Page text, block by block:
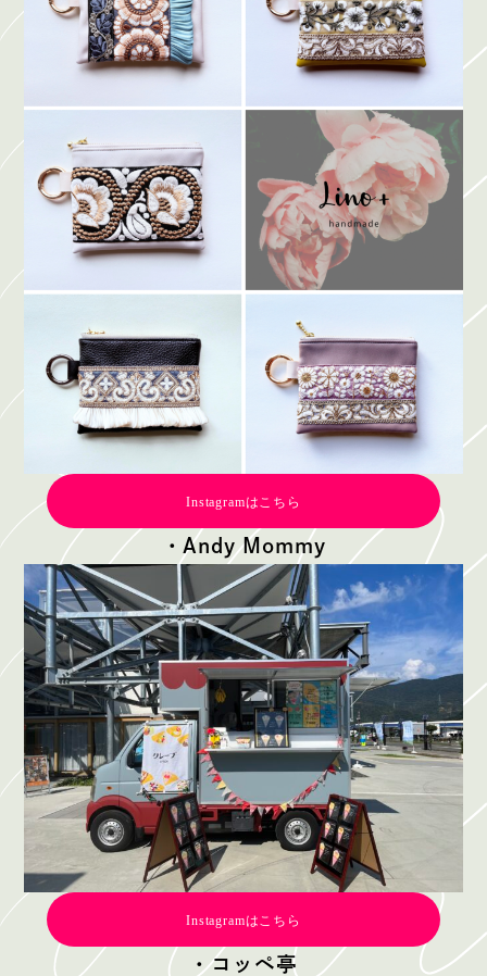
Instagramはこちら
・Andy Mommy
Instagramはこちら
・コッペ亭